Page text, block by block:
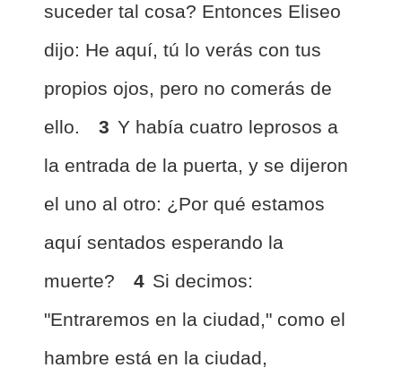
suceder tal cosa? Entonces Eliseo
dijo: He aquí, tú lo verás con tus
propios ojos, pero no comerás de
ello.
3 Y había cuatro leprosos a
la entrada de la puerta, y se dijeron
el uno al otro: ¿Por qué estamos
aquí sentados esperando la
muerte?
4 Si decimos:
"Entraremos en la ciudad," como el
hambre está en la ciudad,